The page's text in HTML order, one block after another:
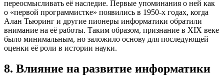
переосмысливать её наследие. Первые упоминания о ней как
о «первой программистке» появились в 1950-х годах, когда
Алан Тьюринг и другие пионеры информатики обратили
внимание на её работы. Таким образом, признание в XIX веке
было минимальным, но заложило основу для последующей
оценки её роли в истории науки.
8. Влияние на развитие информатики